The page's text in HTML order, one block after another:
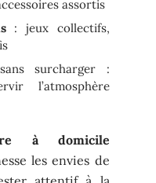
assortis
: jeux collectifs,
surcharger :
l’atmosphère
à domicile
les envies de